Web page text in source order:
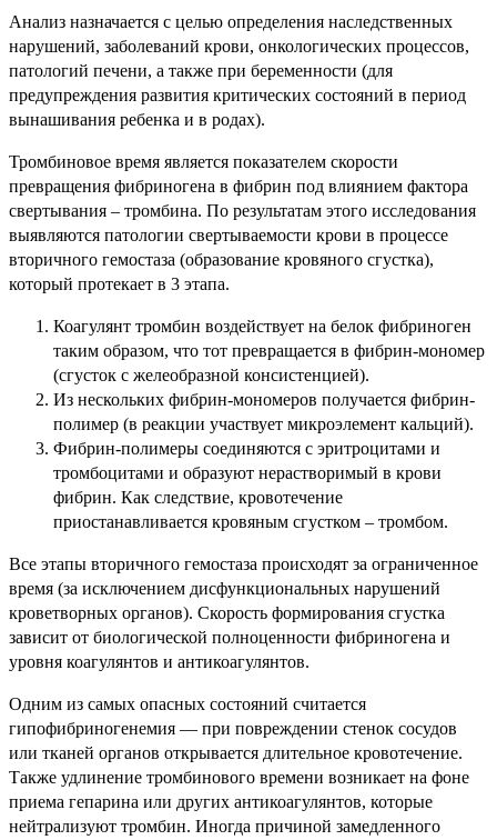
Анализ назначается с целью определения наследственных
нарушений, заболеваний крови, онкологических процессов,
патологий печени, а также при беременности (для
предупреждения развития критических состояний в период
вынашивания ребенка и в родах).
Тромбиновое время является показателем скорости
превращения фибриногена в фибрин под влиянием фактора
свертывания – тромбина. По результатам этого исследования
выявляются патологии свертываемости крови в процессе
вторичного гемостаза (образование кровяного сгустка),
который протекает в 3 этапа.
Коагулянт тромбин воздействует на белок фибриноген
таким образом, что тот превращается в фибрин-мономер
(сгусток с желеобразной консистенцией).
Из нескольких фибрин-мономеров получается фибрин-
полимер (в реакции участвует микроэлемент кальций).
Фибрин-полимеры соединяются с эритроцитами и
тромбоцитами и образуют нерастворимый в крови
фибрин. Как следствие, кровотечение
приостанавливается кровяным сгустком – тромбом.
Все этапы вторичного гемостаза происходят за ограниченное
время (за исключением дисфункциональных нарушений
кроветворных органов). Скорость формирования сгустка
зависит от биологической полноценности фибриногена и
уровня коагулянтов и антикоагулянтов.
Одним из самых опасных состояний считается
гипофибриногенемия — при повреждении стенок сосудов
или тканей органов открывается длительное кровотечение.
Также удлинение тромбинового времени возникает на фоне
приема гепарина или других антикоагулянтов, которые
нейтрализуют тромбин. Иногда причиной замедленного